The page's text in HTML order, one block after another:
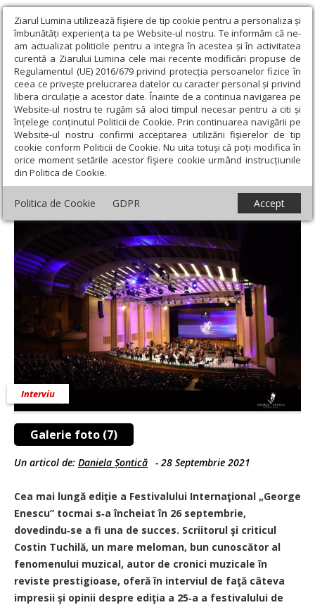
Ziarul Lumina utilizează fişiere de tip cookie pentru a personaliza și
îmbunătăți experiența ta pe Website-ul nostru. Te informăm că ne-
am actualizat politicile pentru a integra în acestea și în activitatea
curentă a Ziarului Lumina cele mai recente modificări propuse de
Regulamentul (UE) 2016/679 privind protecția persoanelor fizice în
ceea ce privește prelucrarea datelor cu caracter personal și privind
libera circulație a acestor date. Înainte de a continua navigarea pe
Website-ul nostru te rugăm să aloci timpul necesar pentru a citi și
înțelege conținutul Politicii de Cookie. Prin continuarea navigării pe
Website-ul nostru confirmi acceptarea utilizării fişierelor de tip
cookie conform Politicii de Cookie. Nu uita totuși că poți modifica în
orice moment setările acestor fişiere cookie urmând instrucțiunile
din Politica de Cookie.
Politica de Cookie GDPR Accept
Ziarul Lumina › Educaţie și Cultură › Interviu › În plină
pandemie, o ediție excepțională a Festivalului „George Enescu”
În plină pandemie, o ediție excepțională a
Festivalului „George Enescu”
Galerie foto (7)
Interviu
Un articol de: Daniela Șontică - 28 Septembrie 2021
Cea mai lungă ediţie a Festivalului Internaţional „George
Enescu” tocmai s‑a încheiat în 26 septembrie,
dovedindu‑se a fi una de succes. Scriitorul şi criticul
Costin Tuchilă, un mare meloman, bun cunoscător al
fenomenului muzical, autor de cronici muzicale în
reviste prestigioase, oferă în interviul de faţă câteva
impresii şi opinii despre ediţia a 25‑a a festivalului de